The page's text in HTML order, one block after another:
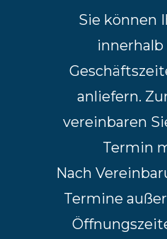
Sie können
innerhalb
anliefern.
vereinbaren
Termin
Nach
Termine